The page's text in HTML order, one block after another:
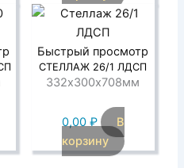
Быстрый просмотр
СТЕЛЛАЖ 26/1 ЛДСП
332х300х708мм
0,00 ₽
В
корзину